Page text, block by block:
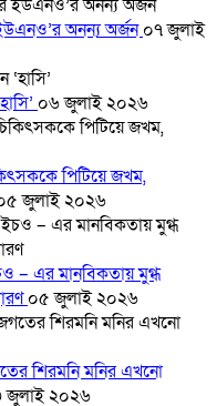
অনন্য অর্জন০৭ জুলাই
০৬ জুলাই ২০২৬
পিটিয়ে জখম,
জুলাই ২০২৬
– এর মানবিকতায় মুগ্ধ
০৫ জুলাই ২০২৬
শিরমনি মনির এখনো
জুলাই ২০২৬